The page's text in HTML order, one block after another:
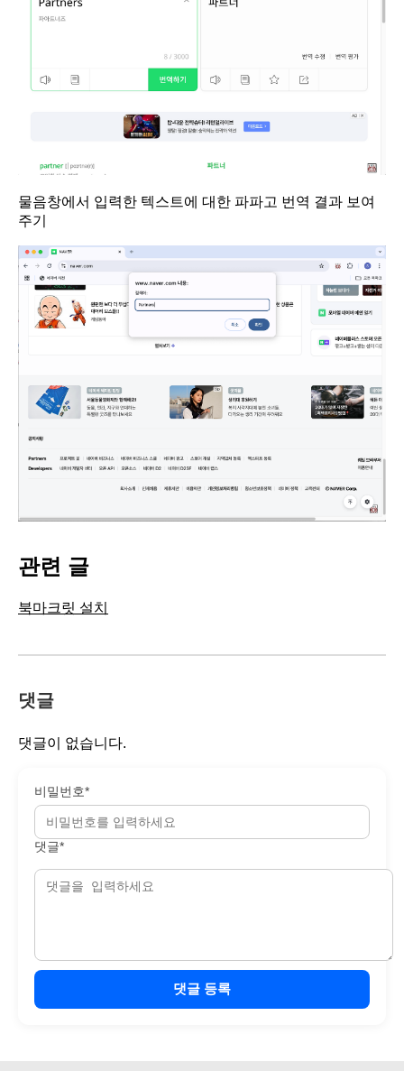
물음창에서 입력한 텍스트에 대한 파파고 번역 결과 보여
주기
관련 글
북마크릿 설치
댓글
댓글이 없습니다.
비밀번호*
댓글*
댓글 등록